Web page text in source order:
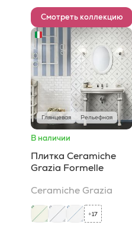
Смотреть коллекцию
Глянцевая Рельефная
В наличии
Плитка Ceramiche
Grazia Formelle
Ceramiche Grazia
+17